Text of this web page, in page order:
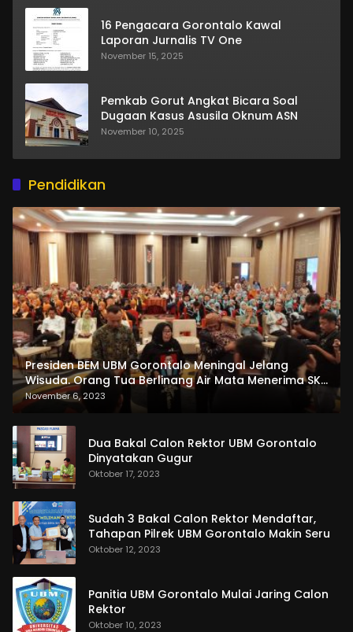
16 Pengacara Gorontalo Kawal
Laporan Jurnalis TV One
November 15, 2025
Pemkab Gorut Angkat Bicara Soal
Dugaan Kasus Asusila Oknum ASN
November 10, 2025
Pendidikan
Presiden BEM UBM Gorontalo Meningal Jelang
Wisuda. Orang Tua Berlinang Air Mata Menerima SKL
dan Pemasangan Salempang
November 6, 2023
Dua Bakal Calon Rektor UBM Gorontalo
Dinyatakan Gugur
Oktober 17, 2023
Sudah 3 Bakal Calon Rektor Mendaftar,
Tahapan Pilrek UBM Gorontalo Makin Seru
Oktober 12, 2023
Panitia UBM Gorontalo Mulai Jaring Calon
Rektor
Oktober 10, 2023